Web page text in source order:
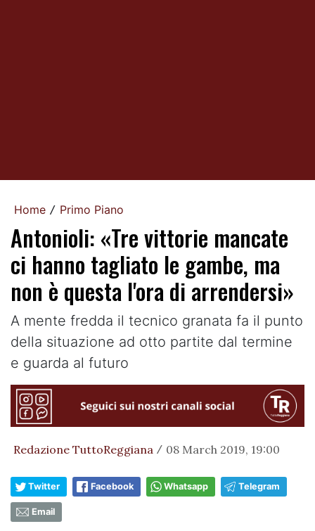
Home / Primo Piano
Antonioli: «Tre vittorie mancate
ci hanno tagliato le gambe, ma
non è questa l'ora di arrendersi»
A mente fredda il tecnico granata fa il punto
della situazione ad otto partite dal termine
e guarda al futuro
Redazione TuttoReggiana / 08 March 2019, 19:00
Twitter Facebook Whatsapp Telegram
Email